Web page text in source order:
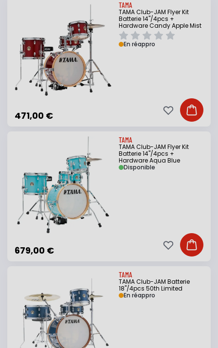
TAMA
TAMA Club-JAM Flyer Kit
Batterie 14"/4pcs +
Hardware Candy Apple Mist
471,00 €
En réappro
Ajouter
Ajouter à ma
TAMA
TAMA Club-JAM Flyer Kit
Batterie 14"/4pcs +
Hardware Aqua Blue
679,00 €
Disponible
Ajouter
Ajouter à ma
TAMA
TAMA Club-JAM Batterie
18"/4pcs 50th Limited
En réappro